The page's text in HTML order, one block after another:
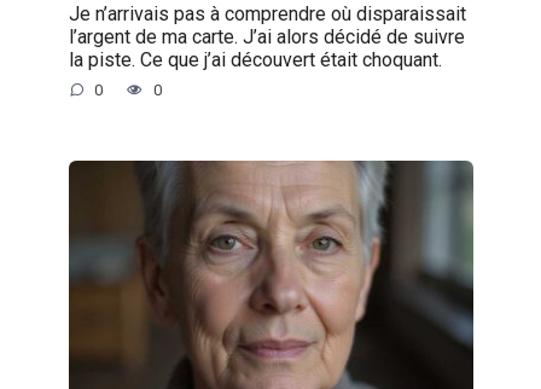
Je n’arrivais pas à comprendre où disparaissait
l’argent de ma carte. J’ai alors décidé de suivre
la piste. Ce que j’ai découvert était choquant.
0 0